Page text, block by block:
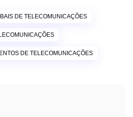
DE TELECOMUNICAÇÕES
DE TELECOMUNICAÇÕES